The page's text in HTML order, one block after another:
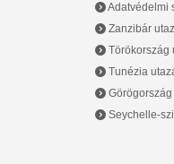
Adatvédelmi
Zanzibár
Törökország
Tunézia
Görögország
Seychelle-